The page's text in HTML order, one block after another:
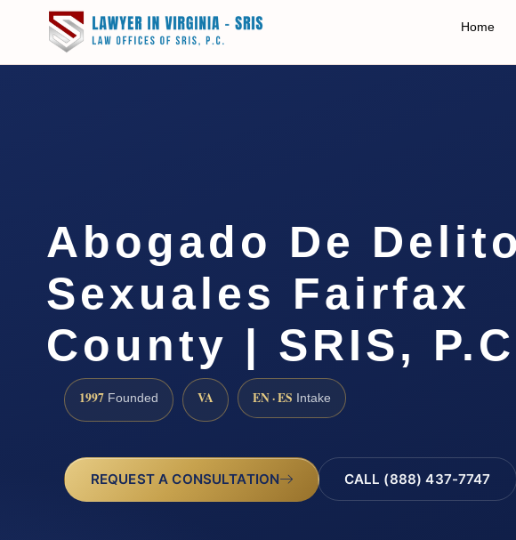
Home
Abogado De
Sexuales Fairfax
County | SRIS,
1997 Founded VA EN · ES Intake
REQUEST A CONSULTATION CALL (888) 437-7747